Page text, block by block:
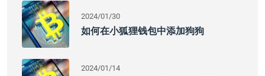
2024/01/30
如何在小狐狸钱包中添加狗狗
2024/01/14